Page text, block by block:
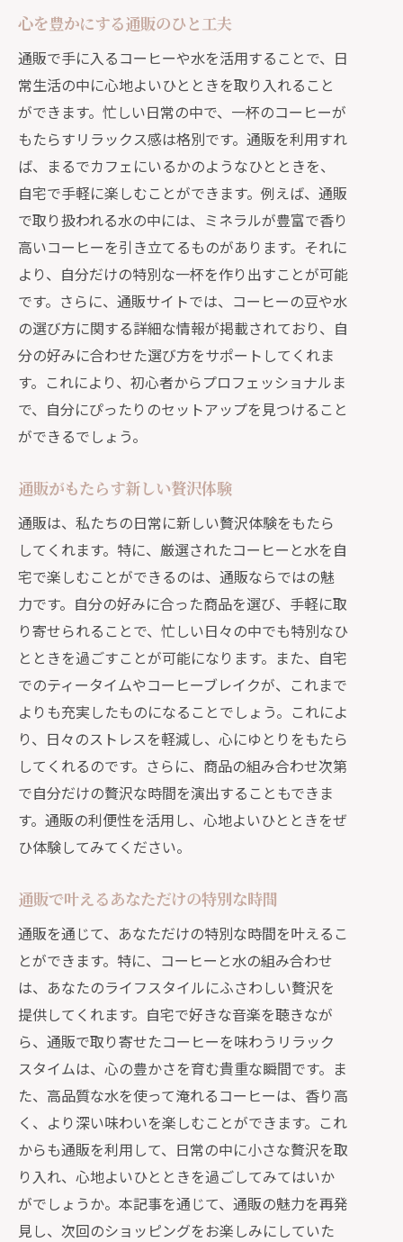
贅沢感を引き出す通販の工夫
通販利用者のレビューを参考に
通販を使いこなすためのポイント
通販で叶える日常の贅沢
心を豊かにする通販のひと工夫
通販で手に入るコーヒーや水を活用することで、日
常生活の中に心地よいひとときを取り入れること
ができます。忙しい日常の中で、一杯のコーヒーが
もたらすリラックス感は格別です。通販を利用すれ
ば、まるでカフェにいるかのようなひとときを、
自宅で手軽に楽しむことができます。例えば、通販
で取り扱われる水の中には、ミネラルが豊富で香り
高いコーヒーを引き立てるものがあります。それに
より、自分だけの特別な一杯を作り出すことが可能
です。さらに、通販サイトでは、コーヒーの豆や水
の選び方に関する詳細な情報が掲載されており、自
分の好みに合わせた選び方をサポートしてくれま
す。これにより、初心者からプロフェッショナルま
で、自分にぴったりのセットアップを見つけること
ができるでしょう。
通販がもたらす新しい贅沢体験
通販は、私たちの日常に新しい贅沢体験をもたら
してくれます。特に、厳選されたコーヒーと水を自
宅で楽しむことができるのは、通販ならではの魅
力です。自分の好みに合った商品を選び、手軽に取
り寄せられることで、忙しい日々の中でも特別なひ
とときを過ごすことが可能になります。また、自宅
でのティータイムやコーヒーブレイクが、これまで
よりも充実したものになることでしょう。これによ
り、日々のストレスを軽減し、心にゆとりをもたら
してくれるのです。さらに、商品の組み合わせ次第
で自分だけの贅沢な時間を演出することもできま
す。通販の利便性を活用し、心地よいひとときをぜ
ひ体験してみてください。
通販で叶えるあなただけの特別な時間
通販を通じて、あなただけの特別な時間を叶えるこ
とができます。特に、コーヒーと水の組み合わせ
は、あなたのライフスタイルにふさわしい贅沢を
提供してくれます。自宅で好きな音楽を聴きなが
ら、通販で取り寄せたコーヒーを味わうリラック
スタイムは、心の豊かさを育む貴重な瞬間です。ま
た、高品質な水を使って淹れるコーヒーは、香り高
く、より深い味わいを楽しむことができます。これ
からも通販を利用して、日常の中に小さな贅沢を取
り入れ、心地よいひとときを過ごしてみてはいか
がでしょうか。本記事を通じて、通販の魅力を再発
見し、次回のショッピングをお楽しみにしていた